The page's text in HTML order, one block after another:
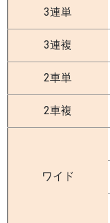
3連単
3連複
2車単
2車複
ワイド